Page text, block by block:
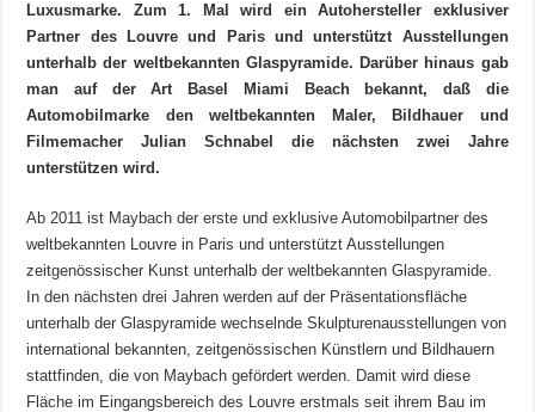
Luxusmarke. Zum 1. Mal wird ein Autohersteller exklusiver
Partner des Louvre und Paris und unterstützt Ausstellungen
unterhalb der weltbekannten Glaspyramide. Darüber hinaus gab
man auf der Art Basel Miami Beach bekannt, daß die
Automobilmarke den weltbekannten Maler, Bildhauer und
Filmemacher Julian Schnabel die nächsten zwei Jahre
unterstützen wird.
Ab 2011 ist Maybach der erste und exklusive Automobilpartner des
weltbekannten Louvre in Paris und unterstützt Ausstellungen
zeitgenössischer Kunst unterhalb der weltbekannten Glaspyramide.
In den nächsten drei Jahren werden auf der Präsentationsfläche
unterhalb der Glaspyramide wechselnde Skulpturenausstellungen von
international bekannten, zeitgenössischen Künstlern und Bildhauern
stattfinden, die von Maybach gefördert werden. Damit wird diese
Fläche im Eingangsbereich des Louvre erstmals seit ihrem Bau im